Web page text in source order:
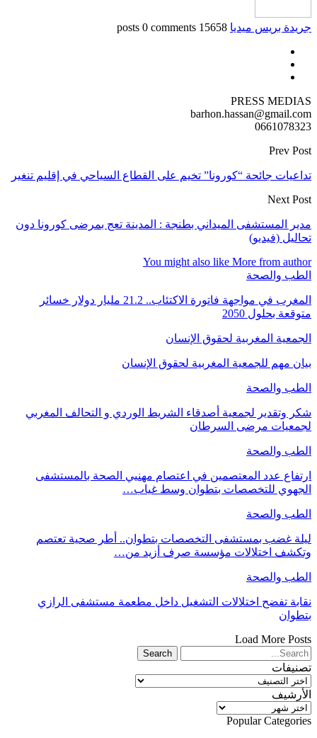
جريدة بريس ميديا 15658 posts
0 comments
PRESS MEDIAS
barhon.hassan@gmail.com
0661078323
Prev Post
تداعيات جائحة “كورونا” تخيم على القطاع السياحي في إقليم تنغير
Next Post
مدير المستشفى الميداني بطنجة : المدينة تعج بمرضى كورونا دون
تحاليل (فيديو)
You might also like More from author
الطب والصحة
المغرب في مواجهة فاتورة الاكتئاب.. 21.2 مليار دولار خسائر
متوقعة بحلول 2050
الجمعية المغربية لحقوق الإنسان
بيان مهم للجمعية المغربية لحقوق الإنسان
الطب والصحة
شكر وتقدير لجمعية أصدقاء الشريط الوردي و التحالف المغربي
لجمعيات مرضى السرطان
الطب والصحة
ارتفاع عدد المعتصمين في اعتصام مهنيي الصحة بالمستشفى
الجهوي للتخصصات بتطوان وسط غياب…
الطب والصحة
ليلة غضب بمستشفى التخصصات بتطوان.. أطر صحية تعتصم
وتكشف اختلالات مؤسسة صرف أزيد من…
الطب والصحة
نقابة تفضح اختلالات التشغيل داخل مطعمة مستشفى الرازي
بتطوان
Load More Posts
تصنيفات
تصنيفات
الأرشيف
الأرشيف
Popular Categories